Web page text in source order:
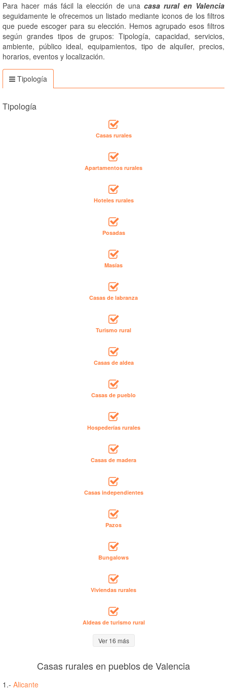
Para hacer más fácil la elección de unacasa rural en Valencia
seguidamente le ofrecemos un listado mediante iconos de los filtros
que puede escoger para su elección. Hemos agrupado esos filtros
según grandes tipos de grupos: Tipología, capacidad, servicios,
ambiente, público ideal, equipamientos, tipo de alquiler, precios,
horarios, eventos y localización.
Tipología
Tipología
Casas rurales
Apartamentos rurales
Hoteles rurales
Posadas
Masías
Casas de labranza
Turismo rural
Casas de aldea
Casas de pueblo
Hospederías rurales
Casas de madera
Casas independientes
Pazos
Bungalows
Viviendas rurales
Aldeas de turismo rural
Ver 16 más
Casas rurales en pueblos de Valencia
1.- Alicante